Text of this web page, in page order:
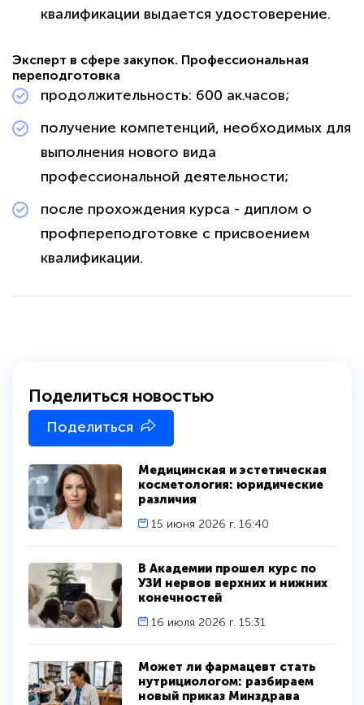
квалификации выдается удостоверение.
Эксперт в сфере закупок. Профессиональная
переподготовка
продолжительность: 600 ак.часов; ​​​​​​
получение компетенций, необходимых для
выполнения нового вида
профессиональной деятельности;
после прохождения курса - диплом о
профпереподготовке с присвоением
квалификации.
Может ли фармацевт стать
нутрициологом: разбираем
новый приказ Минздрава
В Академии прошел курс по
УЗИ нервов верхних и нижних
конечностей
16 июля 2026 г. 15:31
Медицинская и эстетическая
косметология: юридические
различия
15 июня 2026 г. 16:40
Поделиться новостью
Поделиться